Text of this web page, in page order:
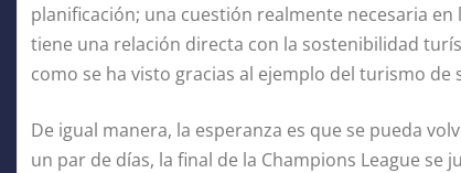
planificación; una cuestión realmente necesaria
tiene una relación directa con la sostenibilidad
como se ha visto gracias al ejemplo del turismo de
De igual manera, la esperanza es que se pueda
un par de días, la final de la Champions League